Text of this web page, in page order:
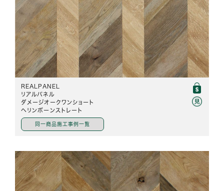
REALPANEL
リアルパネル
ダメージオークワンショート
ヘリンボーンストレート
同一商品施工事例一覧